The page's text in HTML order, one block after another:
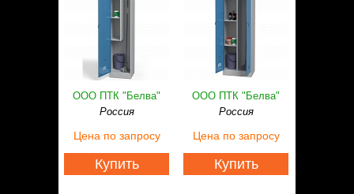
ООО ПТК "Белва"
Россия
Цена по запросу
Купить
ООО ПТК "Белва"
Россия
Цена по запросу
Купить